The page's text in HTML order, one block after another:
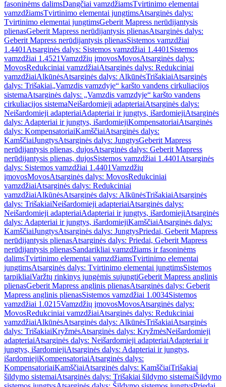
fasoninėms dalimsDangčiai vamzdžiamsTvirtinimo elementai
vamzdžiamsTvirtinimo elementai jungtimsAtsarginės dalys:
Tvirtinimo elementai jungtimsGeberit Mapress nerūdijantysis
plienasGeberit Mapress nerūdijantysis plienasAtsarginės dalys:
Geberit Mapress nerūdijantysis plienasSistemos vamzdžiai
1.4401 Atsarginės dalys: Sistemos vamzdžiai 1.4401 Sistemos
vamzdžiai 1.4521Vamzdžių įmovosMovosAtsarginės dalys:
MovosRedukciniai vamzdžiaiAtsarginės dalys: Redukciniai
vamzdžiaiAlkūnėsAtsarginės dalys: AlkūnėsTrišakiaiAtsarginės
dalys: Trišakiai„Vamzdis vamzdyje“ karšto vandens cirkuliacijos
sistemaAtsarginės dalys: „Vamzdis vamzdyje“ karšto vandens
cirkuliacijos sistemaNeišardomieji adapteriaiAtsarginės dalys:
Neišardomieji adapteriaiAdapteriai ir jungtys, išardomiejiAtsarginės
dalys: Adapteriai ir jungtys, išardomiejiKompensatoriaiAtsarginės
dalys: KompensatoriaiKamščiaiAtsarginės dalys:
KamščiaiJungtysAtsarginės dalys: JungtysGeberit Mapress
nerūdijantysis plienas, dujosAtsarginės dalys: Geberit Mapress
nerūdijantysis plienas, dujosSistemos vamzdžiai 1.4401 Atsarginės
dalys: Sistemos vamzdžiai 1.4401Vamzdžių
įmovosMovosAtsarginės dalys: MovosRedukciniai
vamzdžiaiAtsarginės dalys: Redukciniai
vamzdžiaiAlkūnėsAtsarginės dalys: AlkūnėsTrišakiaiAtsarginės
dalys: TrišakiaiNeišardomieji adapteriaiAtsarginės dalys:
Neišardomieji adapteriaiAdapteriai ir jungtys, išardomiejiAtsarginės
dalys: Adapteriai ir jungtys, išardomiejiKamščiaiAtsarginės dalys:
KamščiaiJungtysAtsarginės dalys: JungtysPriedai, Geberit Mapress
nerūdijantysis plienasAtsarginės dalys: Priedai, Geberit Mapress
nerūdijantysis plienasSandarikliai vamzdžiams ir fasoninėms
dalimsTvirtinimo elementai vamzdžiamsTvirtinimo elementai
jungtimsAtsarginės dalys: Tvirtinimo elementai jungtimsSistemos
tarpikliaiVaržtų rinkinys jungėmis sujungtiGeberit Mapress anglinis
plienasGeberit Mapress anglinis plienasAtsarginės dalys: Geberit
Mapress anglinis plienasSistemos vamzdžiai 1.0034Sistemos
vamzdžiai 1.0215Vamzdžių įmovosMovosAtsarginės dalys:
MovosRedukciniai vamzdžiaiAtsarginės dalys: Redukciniai
vamzdžiaiAlkūnėsAtsarginės dalys: AlkūnėsTrišakiaiAtsarginės
dalys: TrišakiaiKryžmėsAtsarginės dalys: KryžmėsNeišardomieji
adapteriaiAtsarginės dalys: Neišardomieji adapteriaiAdapteriai ir
jungtys, išardomiejiAtsarginės dalys: Adapteriai ir jungtys,
išardomiejiKompensatoriaiAtsarginės dalys:
KompensatoriaiKamščiaiAtsarginės dalys: KamščiaiTrišakiai
šildymo sistemaiAtsarginės dalys: Trišakiai šildymo sistemaiŠildymo